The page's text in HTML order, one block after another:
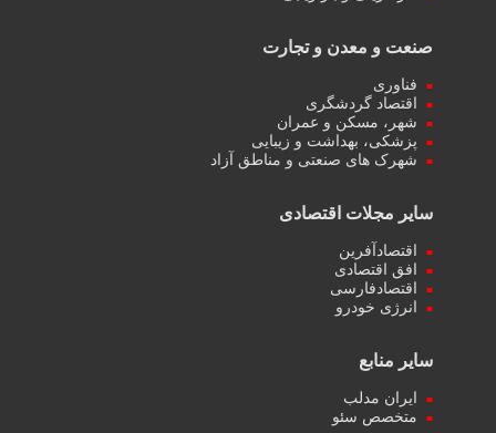
صنعت و معدن و تجارت
فناوری
اقتصاد گردشگری
شهر، مسکن و عمران
پزشکی، بهداشت و زیبایی
شهرک های صنعتی و مناطق آزاد
سایر مجلات اقتصادی
اقتصادآفرین
افق اقتصادی
اقتصادفارسی
انرژی خودرو
سایر منابع
ایران مدلب
متخصص سئو